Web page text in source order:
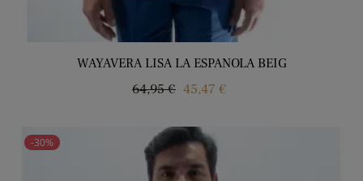
WAYAVERA LISA LA ESPANOLA BEIG
Regular
64,95 € Price
45,47 €
-30%